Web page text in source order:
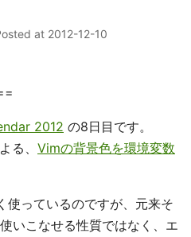
at 2012-12-10
2012 の8日目です。
る、 Vimの背景色を環境変数
っているのですが、元来そ
いこなせる性質ではなく、エ